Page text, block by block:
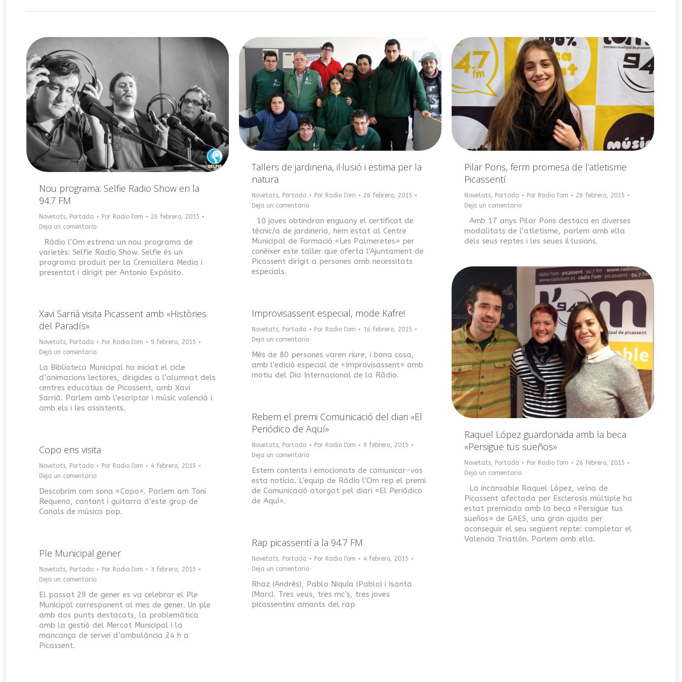
Nou programa: Selfie Radio Show en la
94.7 FM
Novetats, Portada Por Radio l'om
26 febrero, 2015
Deja un comentario
Ràdio l’Om estrena un nou programa de
varietés: Selfie Radio Show. Selfie és un
programa produit per la Cremallera Media i
presentat i dirigit per Antonio Expósito.
Tallers de jardineria, il·lusió i estima per la
natura
Novetats, Portada Por Radio l'om
26 febrero, 2015
Deja un comentario
10 joves obtindran enguany el certificat de
tècnic/a de jardineria, hem estat al Centre
Municipal de Formació «Les Palmeretes» per
conèixer este taller que oferta l’Ajuntament de
Picassent dirigit a persones amb necessitats
especials.
Pilar Pons, ferm promesa de l’atletisme
Picassentí
Novetats, Portada Por Radio l'om
26 febrero, 2015
Deja un comentario
Amb 17 anys Pilar Pons destaca en diverses
modalitats de l’atletisme, parlem amb ella
dels seus reptes i les seues il·lusions.
Raquel López guardonada amb la beca
«Persigue tus sueños»
Novetats, Portada Por Radio l'om
26 febrero, 2015
Deja un comentario
La incansable Raquel López, veïna de
Picassent afectada per Esclerosis múltiple ha
estat premiada amb la beca «Persigue tus
sueños» de GAES, una gran ajuda per
aconseguir el seu següent repte: completar el
Valencia Triatlón. Parlem amb ella.
Improvisassent especial, mode Kafre!
Novetats, Portada Por Radio l'om
16 febrero, 2015
Deja un comentario
Més de 80 persones varen riure, i bona cosa,
amb l’edició especial de «Improvisassent» amb
motiu del Dia Internacional de la Ràdio.
Xavi Sarrià visita Picassent amb «Històries
del Paradís»
Novetats, Portada Por Radio l'om
9 febrero, 2015
Deja un comentario
La Biblioteca Municipal ha iniciat el cicle
d’animacions lectores, dirigides a l’alumnat dels
centres educatius de Picassent, amb Xavi
Sarrià. Parlem amb l’escriptor i músic valencià i
amb els i les assistents.
Rebem el premi Comunicació del diari «El
Periódico de Aquí»
Novetats, Portada Por Radio l'om
9 febrero, 2015
Deja un comentario
Estem contents i emocionats de comunicar-vos
esta notícia. L’equip de Ràdio l’Om rep el premi
de Comunicació atorgat pel diari «El Periódico
de Aquí».
Copo ens visita
Novetats, Portada Por Radio l'om
4 febrero, 2015
Deja un comentario
Descobrim com sona «Copo». Parlem am Toni
Requena, cantant i guitarra d’este grup de
Canals de música pop.
Rap picassentí a la 94.7 FM
Novetats, Portada Por Radio l'om
4 febrero, 2015
Deja un comentario
Rhaz (Andrés), Pablo Niquía (Pablo) i Isanta
(Marc). Tres veus, tres mc’s, tres joves
picassentins amants del rap
Ple Municipal gener
Novetats, Portada Por Radio l'om
3 febrero, 2015
Deja un comentario
El passat 29 de gener es va celebrar el Ple
Municipal corresponent al mes de gener. Un ple
amb dos punts destacats, la problemàtica
amb la gestió del Mercat Municipal i la
mancança de servei d’ambulància 24 h a
Picassent.